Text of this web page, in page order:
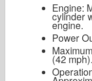
Engine:
cylinder
engine.
Power
(42 mph).